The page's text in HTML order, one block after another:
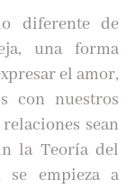
diferente de
una forma
el amor,
con nuestros
sean
la Teoría del
se empieza a